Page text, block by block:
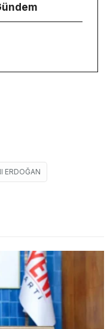
ERDOĞAN